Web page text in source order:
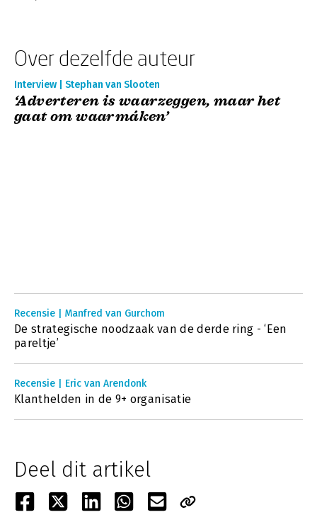
Over dezelfde auteur
Interview | Stephan van Slooten
‘Adverteren is waarzeggen, maar het
gaat om waarmáken’
Recensie | Manfred van Gurchom
De strategische noodzaak van de derde ring - ‘Een
pareltje’
Recensie | Eric van Arendonk
Klanthelden in de 9+ organisatie
Deel dit artikel